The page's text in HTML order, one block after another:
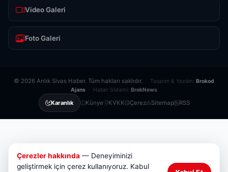
Video Galeri
Foto Galeri
© 2026 Anlık Sivas Haber. Tüm hakları saklıdır. Tasarım & Yazılım: Brokod
Ajans · Haber Sistemi: BrokNews
Karanlık Künye KVKK Çerez Sitemap RSS
Çerezler hakkında — Deneyiminizi
geliştirmek için çerez kullanıyoruz. Kabul